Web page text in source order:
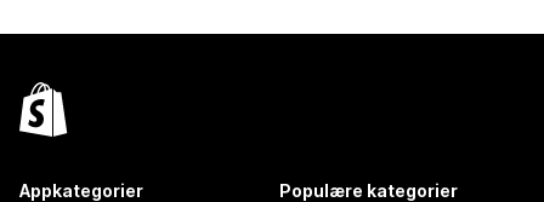
Appkategorier Populære kategorier